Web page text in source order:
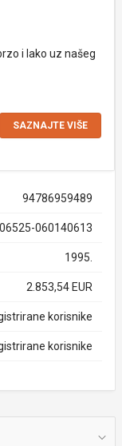
i lako uz našeg
SAZNAJTE VIŠE
94786959489
060140613
1995.
2.853,54 EUR
korisnike
korisnike